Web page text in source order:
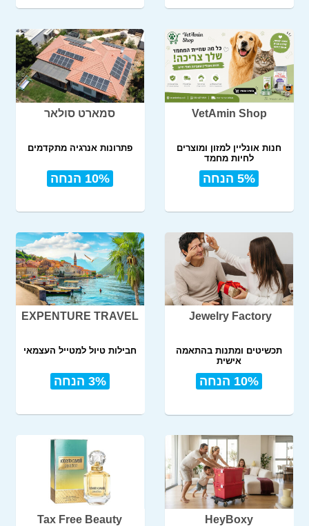
VetAmin Shop
חנות אונליין למזון ומוצרים
לחיות מחמד
5% הנחה
סמארט סולאר
פתרונות אנרגיה מתקדמים
10% הנחה
Jewelry Factory
תכשיטים ומתנות בהתאמה
אישית
10% הנחה
EXPENTURE TRAVEL
חבילות טיול למטייל העצמאי
3% הנחה
HeyBoxy
Tax Free Beauty